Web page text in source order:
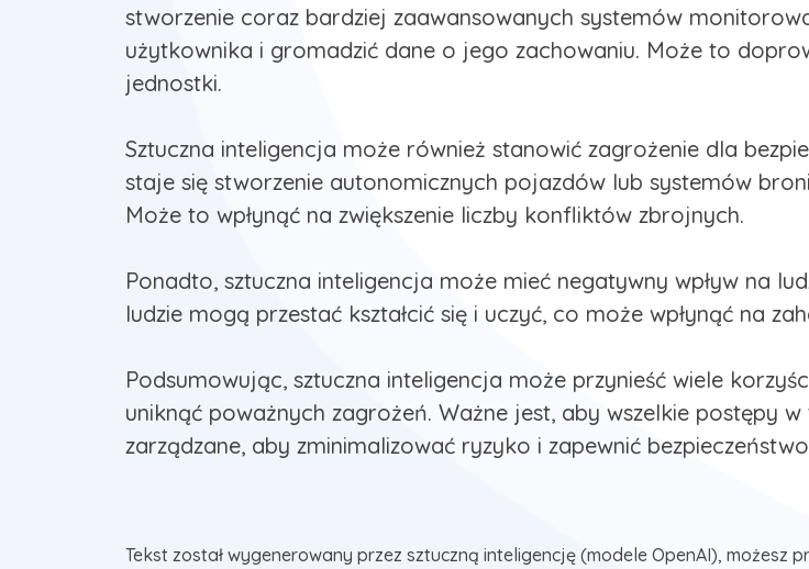
stworzenie coraz bardziej zaawansowanych systemów
użytkownika i gromadzić dane o jego zachowaniu. Może to
jednostki.
Sztuczna inteligencja może również stanowić zagrożenie dla
staje się stworzenie autonomicznych pojazdów lub systemów
Może to wpłynąć na zwiększenie liczby konfliktów zbrojnych.
Ponadto, sztuczna inteligencja może mieć negatywny wpływ na
ludzie mogą przestać kształcić się i uczyć, co może wpłynąć na
Podsumowując, sztuczna inteligencja może przynieść wiele
uniknąć poważnych zagrożeń. Ważne jest, aby wszelkie postępy
zarządzane, aby zminimalizować ryzyko i zapewnić
Tekst został wygenerowany przez sztuczną inteligencję (modele OpenAI), możesz